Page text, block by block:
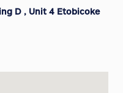
D , Unit 4 Etobicoke